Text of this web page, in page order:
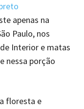
apenas na
Paulo, nos
Interior e matas
nessa porção
floresta e